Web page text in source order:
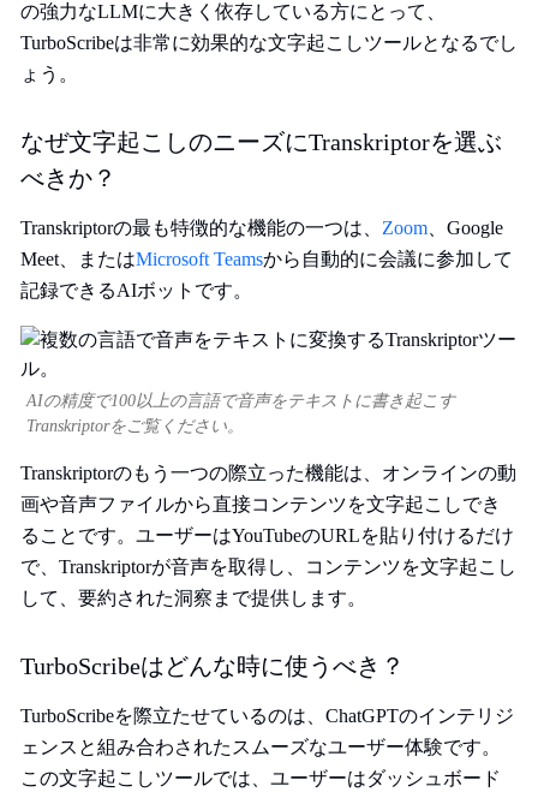
の強力なLLMに大きく依存している方にとって、
TurboScribeは非常に効果的な文字起こしツールとなるでし
ょう。
なぜ文字起こしのニーズにTranskriptorを選ぶ
べきか？
Transkriptorの最も特徴的な機能の一つは、 Zoom
Google
Meet 、またはMicrosoft Teamsから自動的に会議に参加して
記録できるAIボットです。
AIの精度で100以上の言語で音声をテキストに書き起こす
Transkriptorをご覧ください。
Transkriptorのもう一つの際立った機能は、オンラインの動
画や音声ファイルから直接コンテンツを文字起こしでき
ることです。ユーザーはYouTubeのURLを貼り付けるだけ
で、Transkriptorが音声を取得し、コンテンツを文字起こし
して、要約された洞察まで提供します。
TurboScribeはどんな時に使うべき？
TurboScribeを際立たせているのは、ChatGPTのインテリジ
ェンスと組み合わされたスムーズなユーザー体験です。
この文字起こしツールでは、ユーザーはダッシュボード